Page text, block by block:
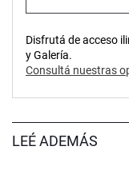
Disfrutá de acceso
y Galería.
Consultá nuestras
LEÉ ADEMÁS